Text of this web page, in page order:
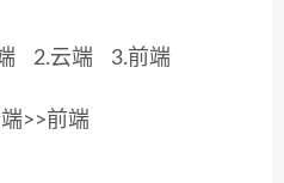
2.云端 3.前端
>>前端